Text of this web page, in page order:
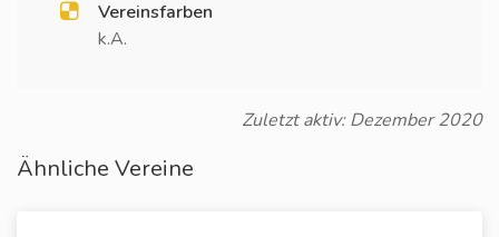
Vereinsfarben
k.A.
Zuletzt aktiv: Dezember 2020
Ähnliche Vereine